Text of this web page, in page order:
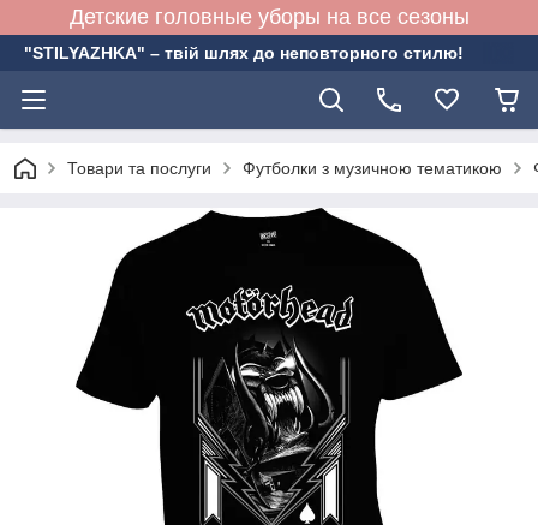
Детские головные уборы на все сезоны
"STILYAZHKA" – твій шлях до неповторного стилю!
Товари та послуги Футболки з музичною тематикою